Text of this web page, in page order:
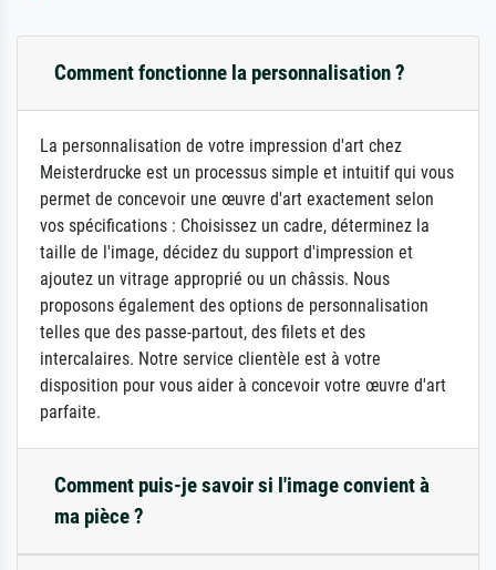
Comment fonctionne la personnalisation ?
La personnalisation de votre impression d'art chez
Meisterdrucke est un processus simple et intuitif qui vous
permet de concevoir une œuvre d'art exactement selon
vos spécifications : Choisissez un cadre, déterminez la
taille de l'image, décidez du support d'impression et
ajoutez un vitrage approprié ou un châssis. Nous
proposons également des options de personnalisation
telles que des passe-partout, des filets et des
intercalaires. Notre service clientèle est à votre
disposition pour vous aider à concevoir votre œuvre d'art
parfaite.
Comment puis-je savoir si l'image convient à
ma pièce ?